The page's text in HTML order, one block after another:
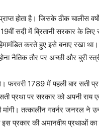
होता है। जिसके ठीक चालीस
में ब्रितानी सरकार के लिए
करते हुए इसे बनाए रखा
नैतिक तौर पर अच्छी और बुरी
फरवरी 1789 में पहली बार सती
प्रथा पर सरकार को अपनी
तत्कालीन गवर्नर जनरल ने
इस प्रकार की अमानवीय